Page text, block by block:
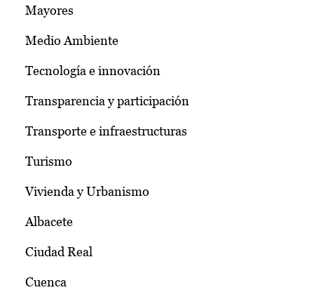
Mayores
Medio Ambiente
Tecnología e innovación
Transparencia y participación
Transporte e infraestructuras
Turismo
Vivienda y Urbanismo
Albacete
Ciudad Real
Cuenca